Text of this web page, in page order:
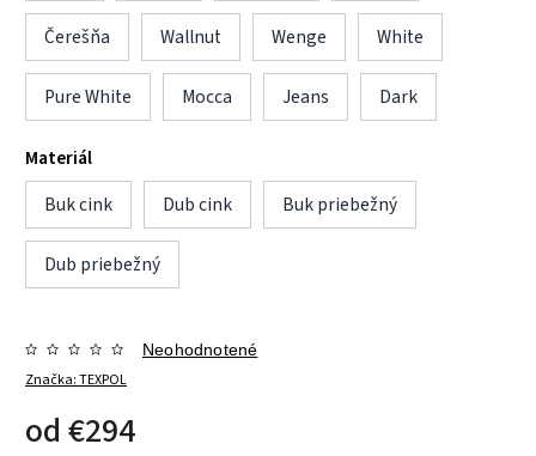
Čerešňa Wallnut Wenge White
Pure White Mocca Jeans Dark
Materiál
Buk cink
Dub cink Buk priebežný
Dub priebežný
Značka:TEXPOL
Neohodnotené
od €294